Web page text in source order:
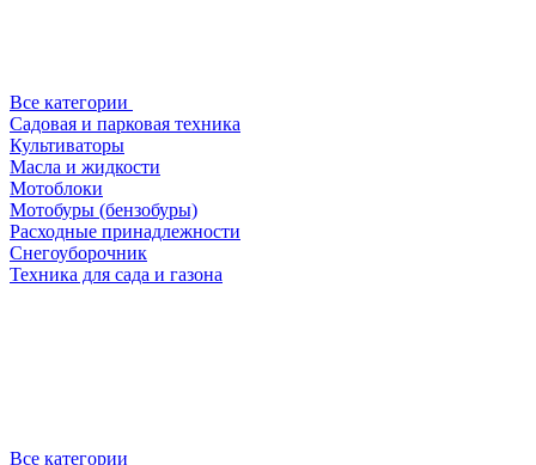
Все категории
Садовая и парковая техника
Культиваторы
Масла и жидкости
Мотоблоки
Мотобуры (бензобуры)
Расходные принадлежности
Снегоуборочник
Техника для сада и газона
Все категории